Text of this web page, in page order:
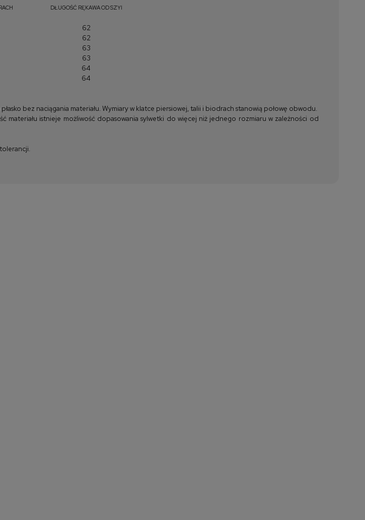
DŁUGOŚĆ RĘKAWA OD SZYI
62
62
63
63
64
64
bez naciągania materiału. Wymiary w klatce piersiowej, talii i biodrach stanowią połowę obwodu.
istnieje możliwość dopasowania sylwetki do więcej niż jednego rozmiaru w zależności od